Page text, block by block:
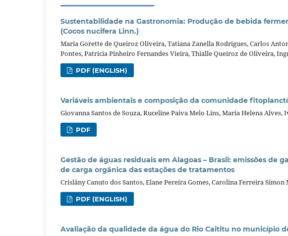
Sustentabilidade na Gastronomia: Produção de bebida
(Cocos nucifera Linn.)
Maria Gorette de Queiroz Oliveira, Tatiana Zanella Rodrigues, Carlos
Pontes, Patrícia Pinheiro Fernandes Vieira, Thialle Queiroz de Oliveira,
PDF (ENGLISH)
Variáveis ambientais e composição da comunidade
Giovanna Santos de Souza, Ruceline Paiva Melo Lins, Maria Helena
PDF
Gestão de águas residuais em Alagoas – Brasil: emissões de
de carga orgânica das estações de tratamentos
Crislâny Canuto dos Santos, Elane Pereira Gomes, Carolina Ferreira
PDF (ENGLISH)
Avaliação da qualidade da água do Rio Caititu no município